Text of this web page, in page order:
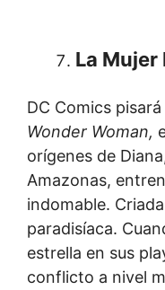
La Mujer
DC Comics
Wonder Woman,
orígenes de
Amazonas,
indomable.
paradisíaca.
estrella en sus
conflicto a nivel